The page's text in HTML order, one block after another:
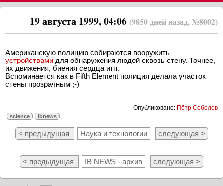
19 августа 1999, 04:06 (9850 дней назад, №8002)
Американскую полицию собираются вооружить
устройствами для обнаружения людей сквозь стену. Точнее,
их движения, биения сердца итп.
Вспоминается как в Fifth Element полиция делала участок
стены прозрачным ;-)
Опубликовано: Пётр Соболев
science ibnews
< предыдущая Наука и технологии следующая >
< предыдущая IB NEWS - архив следующая >